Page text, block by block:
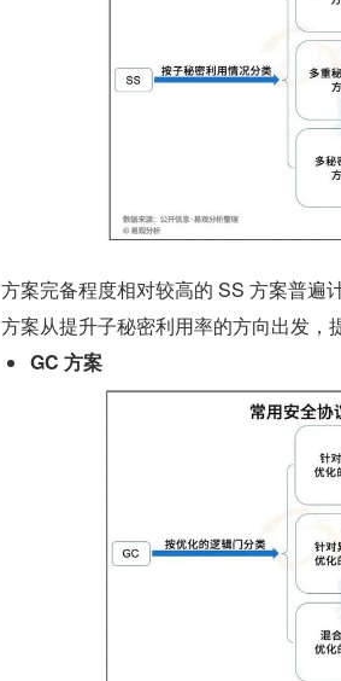
方案完备程度相对较高的 SS 方案普遍
方案从提升子秘密利用率的方向出发，
GC 方案